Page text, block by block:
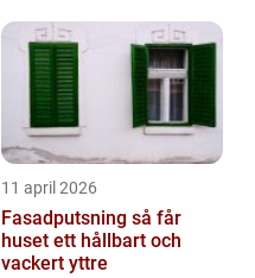
11 april 2026
Fasadputsning så får
huset ett hållbart och
vackert yttre